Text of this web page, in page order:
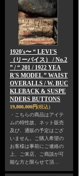
1920's〜 “ LEVI'S
（リーバイス） / No.2
” / “ 201 / 1922 YEA
R'S MODEL ” WAIST
OVERALLS / W. BUC
KLEBACK & SUSPE
NDERS BUTTONS
19,800,000円(税込)
・こちらの商品はアイテ
ムの特性故、ネット販売
及び、通販の予定はござ
いません。ご購入希望の
お客様は事前にご連絡の
上、ご来店、ご商談が可
能な方と限らせて頂…